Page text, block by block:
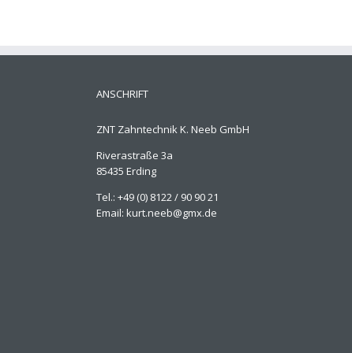
ANSCHRIFT
ZNT Zahntechnik K. Neeb GmbH
Riverastraße 3a
85435 Erding
Tel.: +49 (0) 8122 / 90 90 21
Email: kurt.neeb@gmx.de